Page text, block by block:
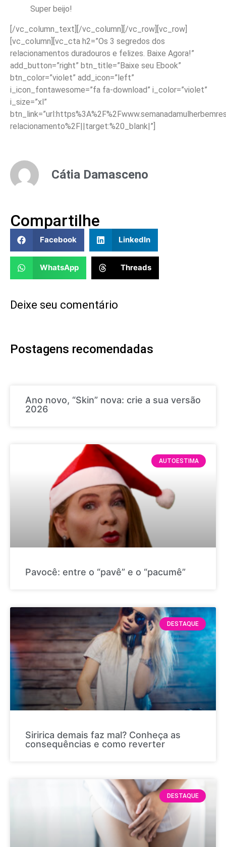
Super beijo!
[/vc_column_text][/vc_column][/vc_row][vc_row]
[vc_column][vc_cta h2=”Os 3 segredos dos
relacionamentos duradouros e felizes. Baixe Agora!”
add_button=”right” btn_title=”Baixe seu Ebook”
btn_color=”violet” add_icon=”left”
i_icon_fontawesome=”fa fa-download” i_color=”violet”
i_size=”xl”
relacionamento%2F||target:%20_blank|”]
Cátia Damasceno
Compartilhe
Facebook LinkedIn
WhatsApp Threads
Deixe seu comentário
Postagens recomendadas
Ano novo, “Skin” nova: crie a sua versão
2026
AUTOESTIMA
Pavocê: entre o “pavê” e o “pacumê”
DESTAQUE
Siririca demais faz mal? Conheça as
consequências e como reverter
DESTAQUE